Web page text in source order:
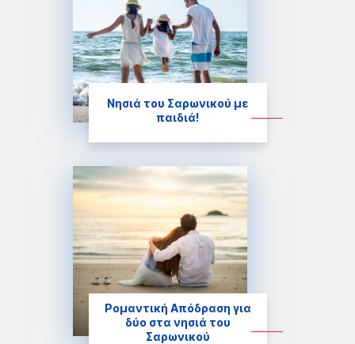
Νησιά του Σαρωνικού με
παιδιά!
Ρομαντική Απόδραση για
δύο στα νησιά του
Σαρωνικού